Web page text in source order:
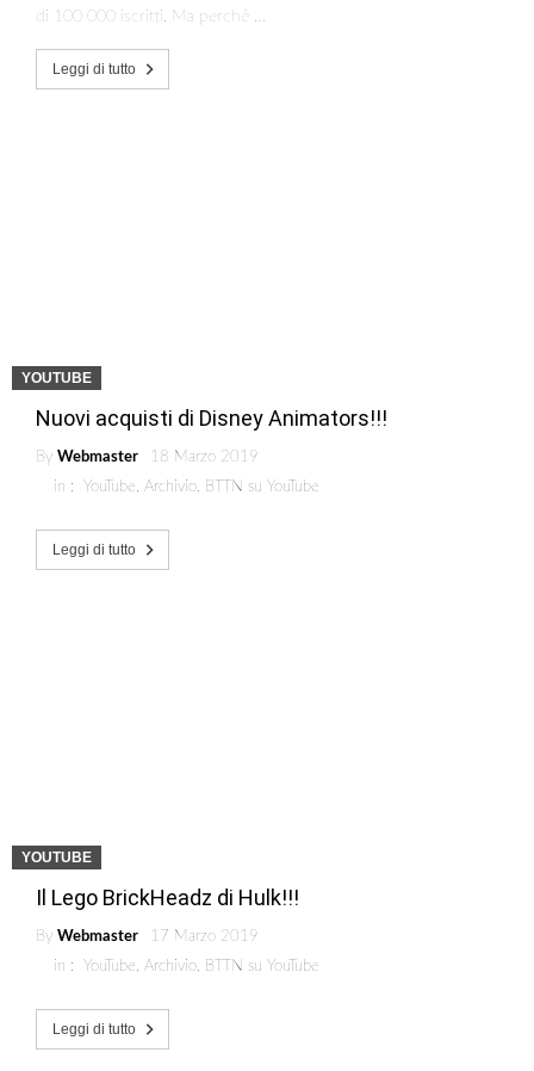
di 100 000 iscritti. Ma perché …
Leggi di tutto
YOUTUBE
Nuovi acquisti di Disney Animators!!!
By Webmaster
18 Marzo 2019
in : YouTube, Archivio, BTTN su YouTube
Leggi di tutto
YOUTUBE
Il Lego BrickHeadz di Hulk!!!
By Webmaster
17 Marzo 2019
in : YouTube, Archivio, BTTN su YouTube
Leggi di tutto